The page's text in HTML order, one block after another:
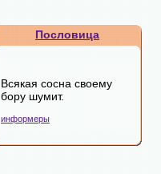
Пословица
Всякая сосна своему
бору шумит.
информеры